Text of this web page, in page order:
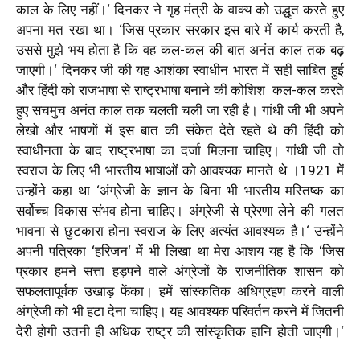
काल के लिए नहीं। ‘दिनकर ने गृह मंत्री के वाक्य को उद्धृत करते हुए
अपना मत रखा था। ‘जिस प्रकार सरकार इस बारे में कार्य करती है,
उससे मुझे भय होता है कि वह कल-कल की बात अनंत काल तक बढ़
जाएगी। ‘दिनकर जी की यह आशंका स्वाधीन भारत में सही साबित हुई
और हिंदी को राजभाषा से राष्ट्रभाषा बनाने की कोशिश कल-कल करते
हुए सचमुच अनंत काल तक चलती चली जा रही है। गांधी जी भी अपने
लेखो और भाषणों में इस बात की संकेत देते रहते थे की हिंदी को
स्वाधीनता के बाद राष्ट्रभाषा का दर्जा मिलना चाहिए। गांधी जी तो
स्वराज के लिए भी भारतीय भाषाओं को आवश्यक मानते थे । 1921 में
उन्होंने कहा था ‘अंग्रेजी के ज्ञान के बिना भी भारतीय मस्तिष्क का
सर्वोच्च विकास संभव होना चाहिए। अंग्रेजी से प्रेरणा लेने की गलत
भावना से छुटकारा होना स्वराज के लिए अत्यंत आवश्यक है। ‘उन्होंने
अपनी पत्रिका ‘हरिजन‘में भी लिखा था मेरा आशय यह है कि ‘जिस
प्रकार हमने सत्ता हड़पने वाले अंग्रेजों के राजनीतिक शासन को
सफलतापूर्वक उखाड़ फेंका। हमें सांस्कतिक अधिग्रहण करने वाली
अंग्रेजी को भी हटा देना चाहिए। यह आवश्यक परिवर्तन करने में जितनी
देरी होगी उतनी ही अधिक राष्ट्र की सांस्कृतिक हानि होती जाएगी। ‘